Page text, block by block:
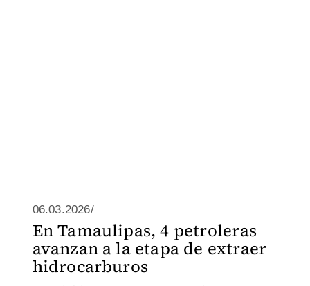
06.03.2026/
En Tamaulipas, 4 petroleras
avanzan a la etapa de extraer
hidrocarburos